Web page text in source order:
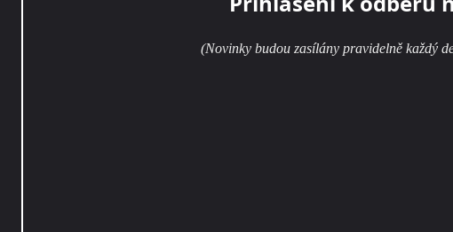
(Novinky budou zasílány pravidelně každý